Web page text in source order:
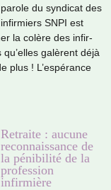
parole du syn­di­cat des
infir­miers SNPI est
la colère des infir­
galè­rent déjà
plus ! L’espé­rance
Retraite : aucune
reconnaissance de
la pénibilité de la
profession
infirmière